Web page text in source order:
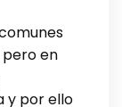
en
y por ello